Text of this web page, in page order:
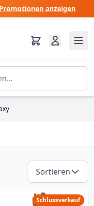
Promotionen anzeigen
Sortieren
Schlussverkauf